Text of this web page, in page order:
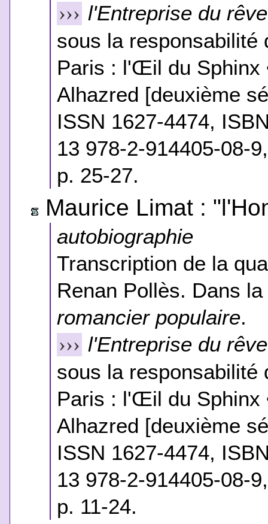
››› l'Entreprise du rêve
sous la responsabilité
Paris : l'Œil du Sphinx
Alhazred [deuxième
ISSN 1627-4474,
13 978-2-914405-08-
p. 25-27.
Maurice Limat :
autobiographie
Transcription de la
Renan Pollès. Dans
romancier populaire.
››› l'Entreprise du rêve
sous la responsabilité
Paris : l'Œil du Sphinx
Alhazred [deuxième
ISSN 1627-4474,
13 978-2-914405-08-
p. 11-24.